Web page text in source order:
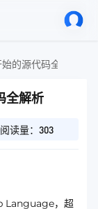
的源代码全解析
全解析
阅读量：303
Language，超